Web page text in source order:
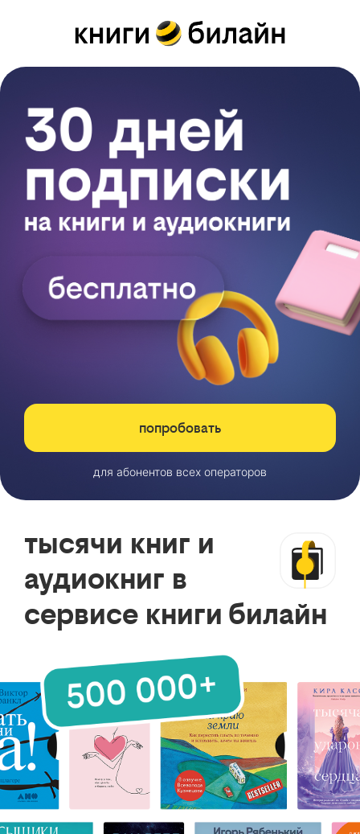
попробовать
для абонентов всех операторов
тысячи книг и
аудиокниг в
сервисе книги билайн